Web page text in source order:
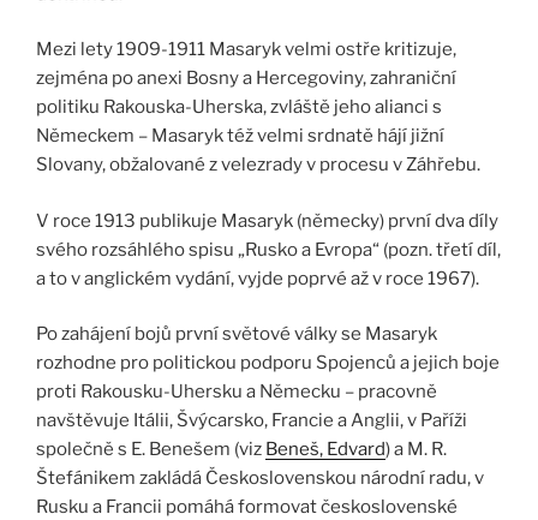
Mezi lety 1909-1911 Masaryk velmi ostře kritizuje,
zejména po anexi Bosny a Hercegoviny, zahraniční
politiku Rakouska-Uherska, zvláště jeho alianci s
Německem – Masaryk též velmi srdnatě hájí jižní
Slovany, obžalované z velezrady v procesu v Záhřebu.
V roce 1913 publikuje Masaryk (německy) první dva díly
svého rozsáhlého spisu „Rusko a Evropa“ (pozn. třetí díl,
a to v anglickém vydání, vyjde poprvé až v roce 1967).
Po zahájení bojů první světové války se Masaryk
rozhodne pro politickou podporu Spojenců a jejich boje
proti Rakousku-Uhersku a Německu – pracovně
navštěvuje Itálii, Švýcarsko, Francie a Anglii, v Paříži
společně s E. Benešem (viz Beneš, Edvard) a M. R.
Štefánikem zakládá Československou národní radu, v
Rusku a Francii pomáhá formovat československé